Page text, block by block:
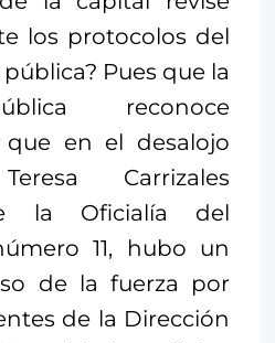
los protocolos del
Pues que la
reconoce
en el desalojo
Carrizales
la Oficialía del
11, hubo un
de la fuerza por
de la Dirección